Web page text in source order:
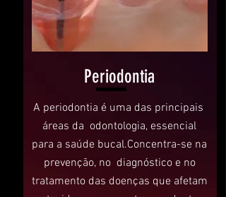
Periodontia
A periodontia é uma das principais
áreas da odontologia, essencial
para a saúde bucal.Concentra-se na
prevenção, no diagnóstico e no
tratamento das doenças que afetam